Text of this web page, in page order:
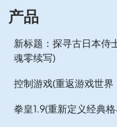
产品
新标题：探寻古日本侍
魂零续写)
控制游戏(重返游戏世
拳皇1.9(重新定义经典